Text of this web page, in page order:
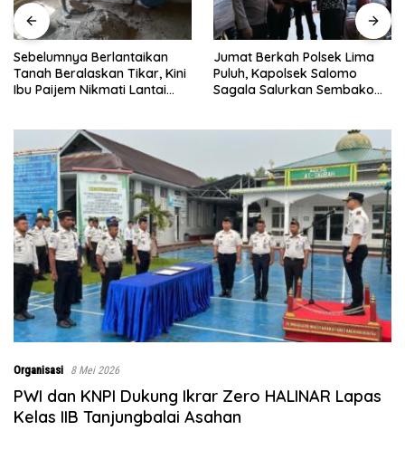
Sebelumnya Berlantaikan
Tanah Beralaskan Tikar, Kini
Ibu Paijem Nikmati Lantai
0208/Asahan
Jumat Berkah Polsek Lima
Puluh, Kapolsek Salomo
Sagala Salurkan Sembako
Organisasi 8 Mei 2026
PWI dan KNPI Dukung Ikrar Zero HALINAR Lapas
Kelas IIB Tanjungbalai Asahan